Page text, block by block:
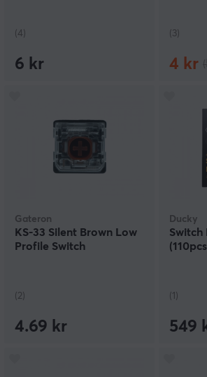
(4)
6 kr
(3)
4 kr
Gateron
KS-33 Silent Brown Low
Profile Switch
(2)
4.69 kr
Ducky
Switch
(1)
549